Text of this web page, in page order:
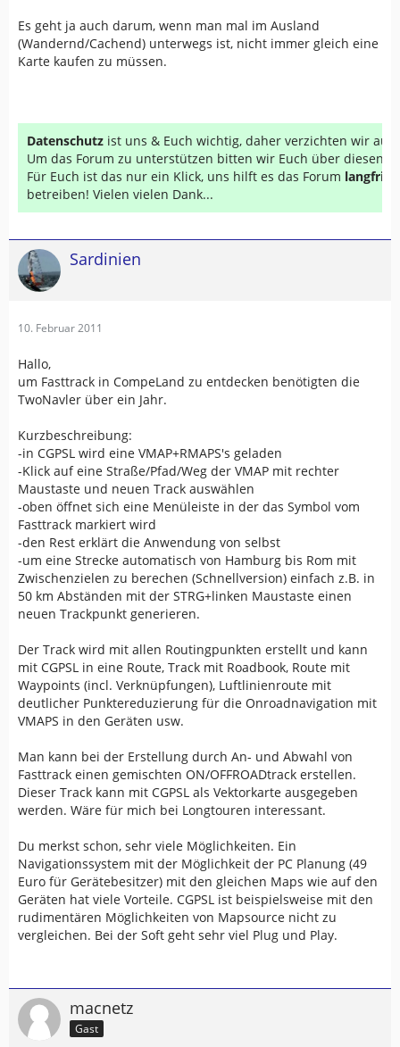
Sockeye
Es geht ja auch darum, wenn man mal im Ausland
(Wandernd/Cachend) unterwegs ist, nicht immer gleich eine
Karte kaufen zu müssen.
Datenschutz ist uns & Euch wichtig, daher verzichten wir auf
Um das Forum zu unterstützen bitten wir Euch über diesen
Für Euch ist das nur ein Klick, uns hilft es das Forum
betreiben! Vielen vielen Dank...
Sardinien
10. Februar 2011
Hallo,
um Fasttrack in CompeLand zu entdecken benötigten die
TwoNavler über ein Jahr.
Kurzbeschreibung:
-in CGPSL wird eine VMAP+RMAPS's geladen
-Klick auf eine Straße/Pfad/Weg der VMAP mit rechter
Maustaste und neuen Track auswählen
-oben öffnet sich eine Menüleiste in der das Symbol vom
Fasttrack markiert wird
-den Rest erklärt die Anwendung von selbst
-um eine Strecke automatisch von Hamburg bis Rom mit
Zwischenzielen zu berechen (Schnellversion) einfach z.B. in
50 km Abständen mit der STRG+linken Maustaste einen
neuen Trackpunkt generieren.
Der Track wird mit allen Routingpunkten erstellt und kann
mit CGPSL in eine Route, Track mit Roadbook, Route mit
Waypoints (incl. Verknüpfungen), Luftlinienroute mit
deutlicher Punktereduzierung für die Onroadnavigation mit
VMAPS in den Geräten usw.
Man kann bei der Erstellung durch An- und Abwahl von
Fasttrack einen gemischten ON/OFFROADtrack erstellen.
Dieser Track kann mit CGPSL als Vektorkarte ausgegeben
werden. Wäre für mich bei Longtouren interessant.
Du merkst schon, sehr viele Möglichkeiten. Ein
Navigationssystem mit der Möglichkeit der PC Planung (49
Euro für Gerätebesitzer) mit den gleichen Maps wie auf den
Geräten hat viele Vorteile. CGPSL ist beispielsweise mit den
rudimentären Möglichkeiten von Mapsource nicht zu
vergleichen. Bei der Soft geht sehr viel Plug und Play.
macnetz
Gast